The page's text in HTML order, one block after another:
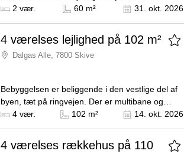
værelses lejlighed i det nu ombyggede Madsens
Kilde: Boligselskabet Sct. Jørgen
2 vær. 60 m² 31. okt. 2026
4 værelses lejlighed på 102 m²
Dalgas Alle, 7800 Skive
Bebyggelsen er beliggende i den vestlige del af
byen, tæt på ringvejen. Der er multibane og
legepladser til børnene, en del garager for
Kilde: aab boligudlejning
4 vær. 102 m² 14. okt. 2026
4 værelses rækkehus på 110